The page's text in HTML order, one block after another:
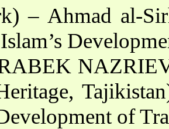
– Ahmad al-
NAZRIEV
of